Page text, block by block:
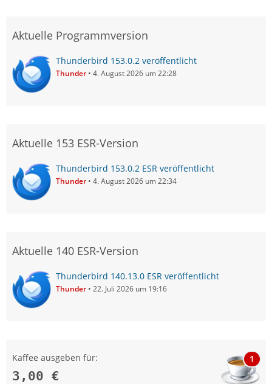
Aktuelle Programmversion
Thunderbird 153.0.2 veröffentlicht
Thunder 4. August 2026 um 22:28
Aktuelle 153 ESR-Version
Thunderbird 153.0.2 ESR veröffentlicht
Thunder 4. August 2026 um 22:34
Aktuelle 140 ESR-Version
Thunderbird 140.13.0 ESR veröffentlicht
Thunder 22. Juli 2026 um 19:16
Kaffee ausgeben für:
3,00 €
1